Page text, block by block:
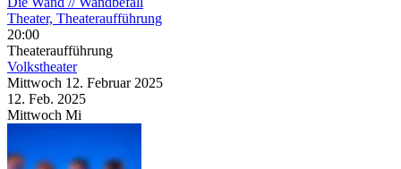
Theater, Theateraufführung
20:00
Theateraufführung
Volkstheater
Mittwoch 12. Februar 2025
12. Feb. 2025
Mittwoch Mi